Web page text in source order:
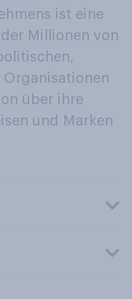
ist eine
Millionen von
über ihre
und Marken